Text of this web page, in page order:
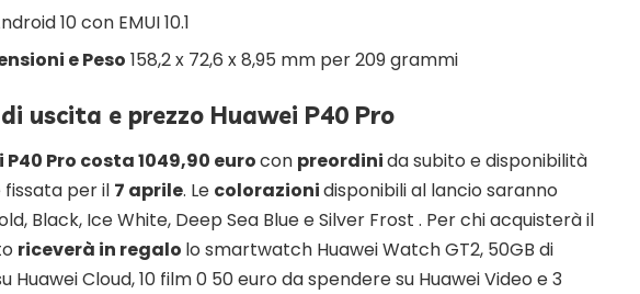
10 con EMUI 10.1
e Peso 158,2 x 72,6 x 8,95 mm per 209 grammi
uscita e prezzo Huawei P40 Pro
P40 Pro costa 1049,90 eurocon preordinida subito e disponibilità
per il 7 aprile. Le colorazionidisponibili al lancio saranno
Black, Ice White, Deep Sea Blue e Silver Frost . Per chi acquisterà il
riceverà in regalo lo smartwatch Huawei Watch GT2, 50GB di
Huawei Cloud, 10 film 0 50 euro da spendere su Huawei Video e 3